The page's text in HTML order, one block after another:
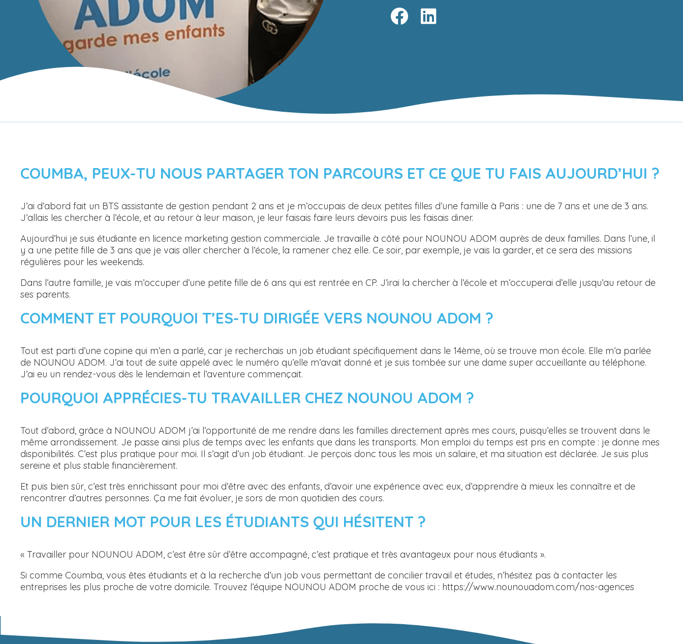
COUMBA, PEUX-TU NOUS PARTAGER TON PARCOURS ET CE QUE TU FAIS AUJOURD’HUI ?
J’ai d’abord fait un BTS assistante de gestion pendant 2 ans et je m’occupais de deux petites filles d’une famille à Paris : une de 7 ans et une de 3 ans.
J’allais les chercher à l’école, et au retour à leur maison, je leur faisais faire leurs devoirs puis les faisais diner.
Aujourd’hui je suis étudiante en licence marketing gestion commerciale. Je travaille à côté pour NOUNOU ADOM auprès de deux familles. Dans l’une, il
y a une petite fille de 3 ans que je vais aller chercher à l’école, la ramener chez elle. Ce soir, par exemple, je vais la garder, et ce sera des missions
régulières pour les weekends.
Dans l’autre famille, je vais m’occuper d’une petite fille de 6 ans qui est rentrée en CP. J’irai la chercher à l’école et m’occuperai d’elle jusqu’au retour de
ses parents.
COMMENT ET POURQUOI T’ES-TU DIRIGÉE VERS NOUNOU ADOM ?
Tout est parti d’une copine qui m’en a parlé, car je recherchais un job étudiant spécifiquement dans le 14ème, où se trouve mon école. Elle m’a parlée
de NOUNOU ADOM. J’ai tout de suite appelé avec le numéro qu’elle m’avait donné et je suis tombée sur une dame super accueillante au téléphone.
J’ai eu un rendez-vous dès le lendemain et l’aventure commençait.
POURQUOI APPRÉCIES-TU TRAVAILLER CHEZ NOUNOU ADOM ?
Tout d’abord, grâce à NOUNOU ADOM j’ai l’opportunité de me rendre dans les familles directement après mes cours, puisqu’elles se trouvent dans le
même arrondissement. Je passe ainsi plus de temps avec les enfants que dans les transports. Mon emploi du temps est pris en compte : je donne mes
disponibilités. C’est plus pratique pour moi. Il s’agit d’un job étudiant. Je perçois donc tous les mois un salaire, et ma situation est déclarée. Je suis plus
sereine et plus stable financièrement.
Et puis bien sûr, c’est très enrichissant pour moi d’être avec des enfants, d’avoir une expérience avec eux, d’apprendre à mieux les connaître et de
rencontrer d’autres personnes. Ça me fait évoluer, je sors de mon quotidien des cours.
UN DERNIER MOT POUR LES ÉTUDIANTS QUI HÉSITENT ?
« Travailler pour NOUNOU ADOM, c’est être sûr d’être accompagné, c’est pratique et très avantageux pour nous étudiants ».
Si comme Coumba, vous êtes étudiants et à la recherche d’un job vous permettant de concilier travail et études, n’hésitez pas à contacter les
entreprises les plus proche de votre domicile. Trouvez l’équipe NOUNOU ADOM proche de vous ici : https://www.nounouadom.com/nos-agences